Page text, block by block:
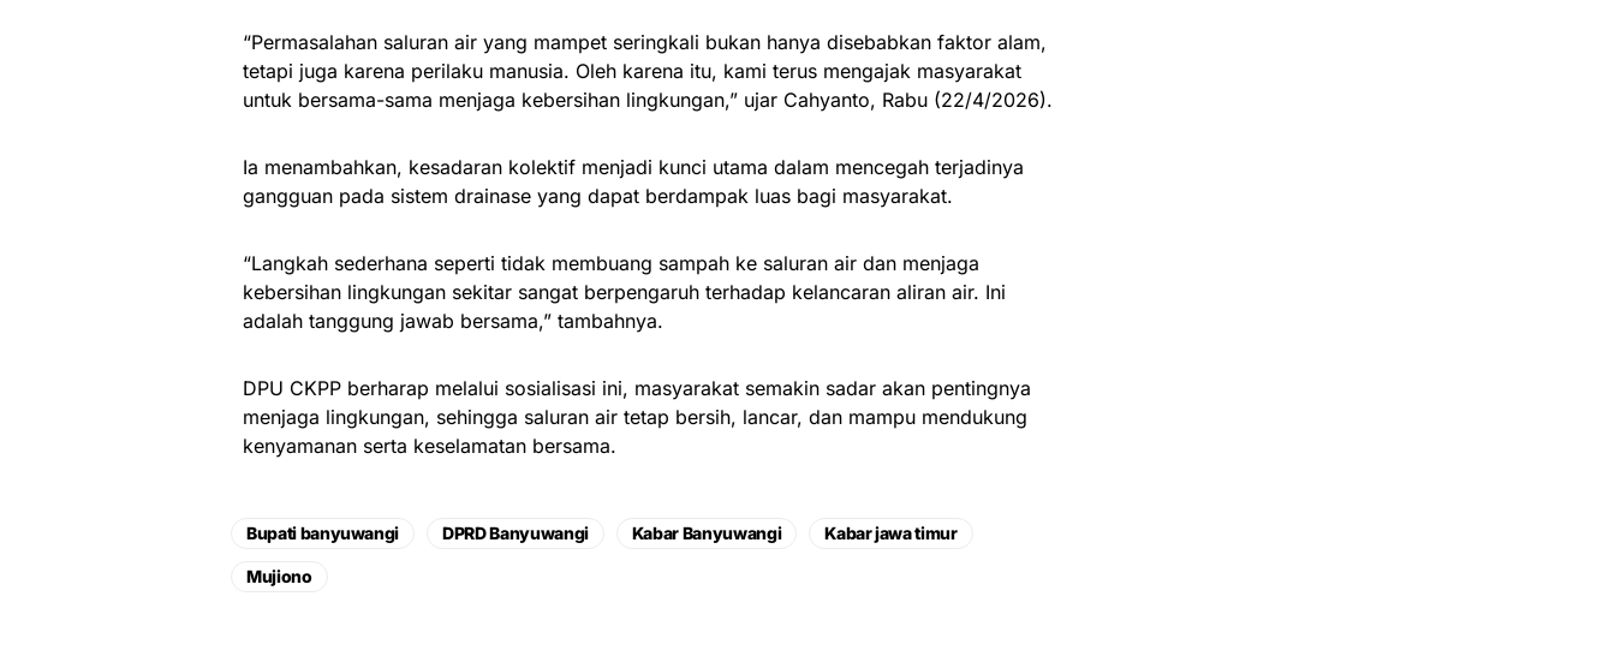
“Permasalahan saluran air yang mampet seringkali bukan hanya disebabkan faktor alam,
tetapi juga karena perilaku manusia. Oleh karena itu, kami terus mengajak masyarakat
untuk bersama-sama menjaga kebersihan lingkungan,” ujar Cahyanto, Rabu (22/4/2026).
Ia menambahkan, kesadaran kolektif menjadi kunci utama dalam mencegah terjadinya
gangguan pada sistem drainase yang dapat berdampak luas bagi masyarakat.
“Langkah sederhana seperti tidak membuang sampah ke saluran air dan menjaga
kebersihan lingkungan sekitar sangat berpengaruh terhadap kelancaran aliran air. Ini
adalah tanggung jawab bersama,” tambahnya.
DPU CKPP berharap melalui sosialisasi ini, masyarakat semakin sadar akan pentingnya
menjaga lingkungan, sehingga saluran air tetap bersih, lancar, dan mampu mendukung
kenyamanan serta keselamatan bersama.
Bupati banyuwangi DPRD Banyuwangi Kabar Banyuwangi Kabar jawa timur
Mujiono